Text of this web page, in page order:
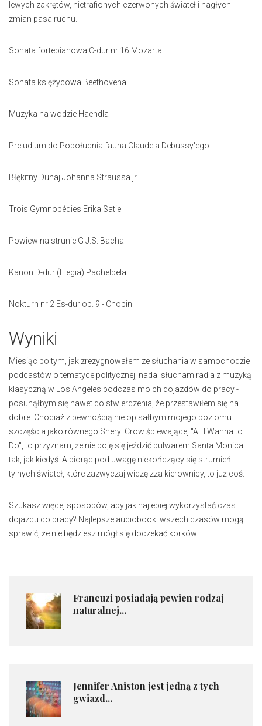
lewych zakrętów, nietrafionych czerwonych świateł i nagłych
zmian pasa ruchu.
Sonata fortepianowa C-dur nr 16 Mozarta
Sonata księżycowa Beethovena
Muzyka na wodzie Haendla
Preludium do Popołudnia fauna Claude'a Debussy'ego
Błękitny Dunaj Johanna Straussa jr.
Trois Gymnopédies Erika Satie
Powiew na strunie G J.S. Bacha
Kanon D-dur (Elegia) Pachelbela
Nokturn nr 2 Es-dur op. 9 - Chopin
Wyniki
Miesiąc po tym, jak zrezygnowałem ze słuchania w samochodzie
podcastów o tematyce politycznej, nadal słucham radia z muzyką
klasyczną w Los Angeles podczas moich dojazdów do pracy -
posunąłbym się nawet do stwierdzenia, że przestawiłem się na
dobre. Chociaż z pewnością nie opisałbym mojego poziomu
szczęścia jako równego Sheryl Crow śpiewającej "All I Wanna to
Do", to przyznam, że nie boję się jeździć bulwarem Santa Monica
tak, jak kiedyś. A biorąc pod uwagę niekończący się strumień
tylnych świateł, które zazwyczaj widzę zza kierownicy, to już coś.
Szukasz więcej sposobów, aby jak najlepiej wykorzystać czas
dojazdu do pracy? Najlepsze audiobooki wszech czasów mogą
sprawić, że nie będziesz mógł się doczekać korków.
Francuzi posiadają pewien rodzaj
naturalnej...
Jennifer Aniston jest jedną z tych
gwiazd...